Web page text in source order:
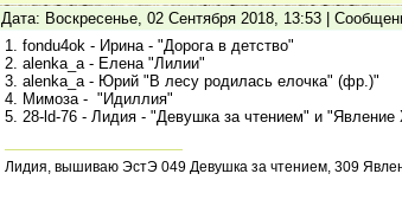
Дата: Воскресенье, 02 Сентября 2018, 13:53 |
1. fondu4ok - Ирина - "Дорога в детство"
2. alenka_a - Елена "Лилии"
3. alenka_a - Юрий "В лесу родилась елочка" (фр.)"
4. Мимоза - "Идиллия"
5. 28-ld-76 - Лидия - "Девушка за чтением" и "Явление
Лидия, вышиваю ЭстЭ 049 Девушка за чтением, 309